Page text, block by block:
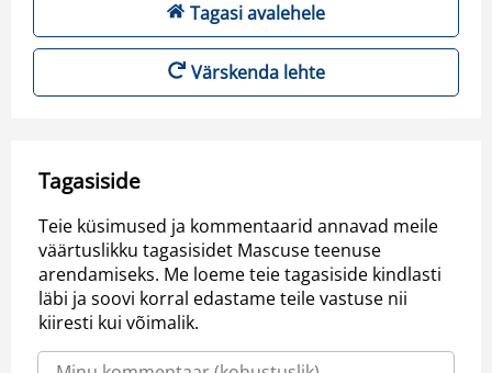
Tagasi avalehele
Värskenda lehte
Tagasiside
Teie küsimused ja kommentaarid annavad meile
väärtuslikku tagasisidet Mascuse teenuse
arendamiseks. Me loeme teie tagasiside kindlasti
läbi ja soovi korral edastame teile vastuse nii
kiiresti kui võimalik.